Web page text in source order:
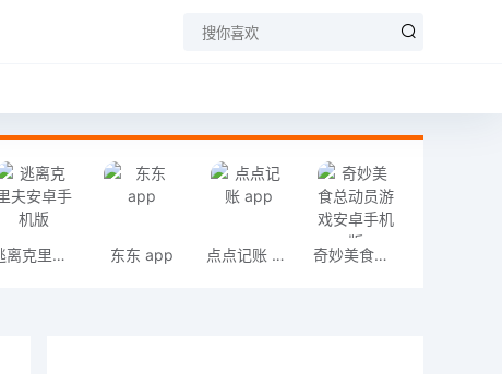
逃离克里夫安卓手机版 东东 app 点点记账 app 奇妙美食总动员游戏安卓手机版